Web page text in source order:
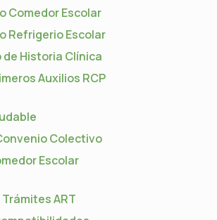
Comedor Escolar
Refrigerio Escolar
de Historia Clínica
Auxilios RCP
Colectivo
Escolar
ART